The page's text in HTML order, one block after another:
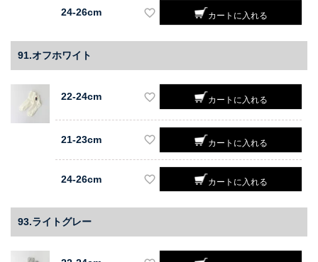
24-26cm カートに入れる
91.オフホワイト
22-24cm カートに入れる
21-23cm カートに入れる
24-26cm カートに入れる
93.ライトグレー